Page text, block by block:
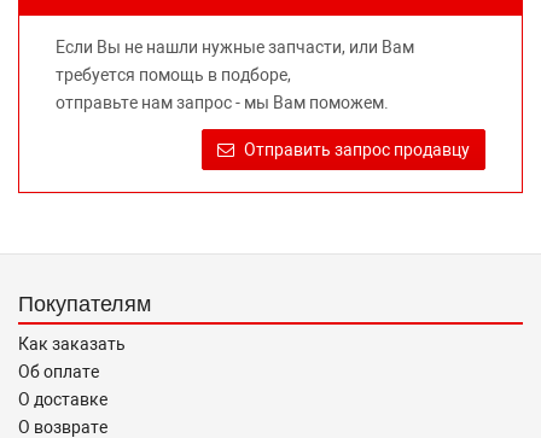
предлагаемых к продаже запасных частей для
автомобилей и их производителей, не нарушает права
правообладателей указанных товарных знаков.
Требование предоставлять покупателю необходимую и
достоверную информацию о товаре, предлагаемом к
«О защите прав потребителей».
Если Вы не нашли нужные запчасти, или Вам
требуется помощь в подборе,
отправьте нам запрос - мы Вам поможем.
Отправить запрос продавцу
Покупателям
Как заказать
Об оплате
О доставке
О возврате